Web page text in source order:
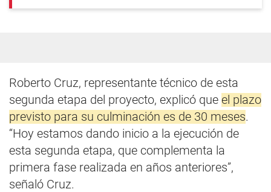
Roberto Cruz, representante técnico de esta
segunda etapa del proyecto, explicó que el plazo
previsto para su culminación es de 30 meses.
“Hoy estamos dando inicio a la ejecución de
esta segunda etapa, que complementa la
primera fase realizada en años anteriores”,
señaló Cruz.